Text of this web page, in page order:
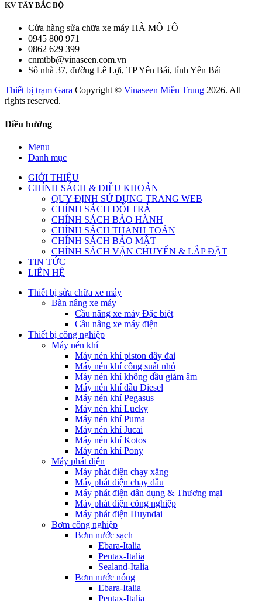
KV TÂY BẮC BỘ
Cửa hàng sửa chữa xe máy HÀ MÔ TÔ
0945 800 971
0862 629 399
cnmtbb@vinaseen.com.vn
Số nhà 37, đường Lê Lợi, TP Yên Bái, tỉnh Yên Bái
Thiết bị trạm Gara Copyright © Vinaseen Miền Trung 2026. All
rights reserved.
Điều hướng
Menu
Danh mục
GIỚI THIỆU
CHÍNH SÁCH & ĐIỀU KHOẢN
QUY ĐỊNH SỬ DỤNG TRANG WEB
CHÍNH SÁCH ĐỔI TRẢ
CHÍNH SÁCH BẢO HÀNH
CHÍNH SÁCH THANH TOÁN
CHÍNH SÁCH BẢO MẬT
CHÍNH SÁCH VẬN CHUYỂN & LẮP ĐẶT
TIN TỨC
LIÊN HỆ
Thiết bị sửa chữa xe máy
Bàn nâng xe máy
Cầu nâng xe máy Đặc biệt
Cầu nâng xe máy điện
Thiết bị công nghiệp
Máy nén khí
Máy nén khí piston dây đai
Máy nén khí công suất nhỏ
Máy nén khí không dầu giảm âm
Máy nén khí dầu Diesel
Máy nén khí Pegasus
Máy nén khí Lucky
Máy nén khí Puma
Máy nén khí Jucai
Máy nén khí Kotos
Máy nén khí Pony
Máy phát điện
Máy phát điện chạy xăng
Máy phát điện chạy dầu
Máy phát điện dân dụng & Thương mại
Máy phát điện công nghiệp
Máy phát điện Huyndai
Bơm công nghiệp
Bơm nước sạch
Ebara-Italia
Pentax-Italia
Sealand-Italia
Bơm nước nóng
Ebara-Italia
Pentax-Italia